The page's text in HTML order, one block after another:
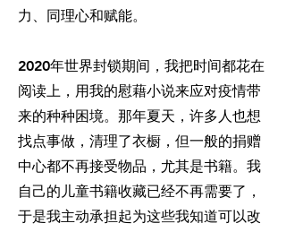
力、同理心和赋能。
2020年世界封锁期间，我把时间都花在
阅读上，用我的慰藉小说来应对疫情带
来的种种困境。那年夏天，许多人也想
找点事做，清理了衣橱，但一般的捐赠
中心都不再接受物品，尤其是书籍。我
自己的儿童书籍收藏已经不再需要了，
于是我主动承担起为这些我知道可以改